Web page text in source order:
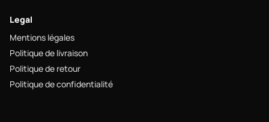
Legal
Mentions légales
Politique de livraison
Politique de retour
Politique de confidentialité